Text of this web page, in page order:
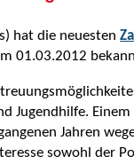
hat die neuesten
01.03.2012
Jugendhilfe.
Jahren
sowohl der